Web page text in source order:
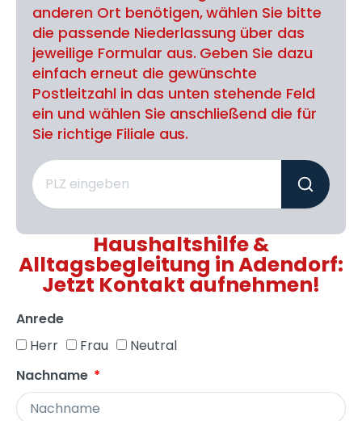
anderen Ort benötigen, wählen Sie bitte
die passende Niederlassung über das
jeweilige Formular aus. Geben Sie dazu
einfach erneut die gewünschte
Postleitzahl in das unten stehende Feld
ein und wählen Sie anschließend die für
Sie richtige Filiale aus.
Haushaltshilfe &
Alltagsbegleitung in Adendorf:
Jetzt Kontakt aufnehmen!
Anrede
Herr
Frau
Neutral
Nachname